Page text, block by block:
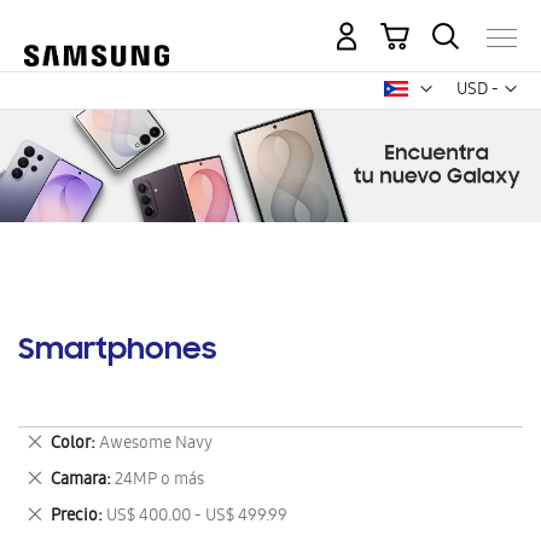
USD -
dólar
Mi carrito
Smartphones
Color Awesome Navy
Eliminar
este
artículo
Camara 24MP o más
Eliminar
este
artículo
Precio US$ 400.00 - US$ 499.99
Eliminar